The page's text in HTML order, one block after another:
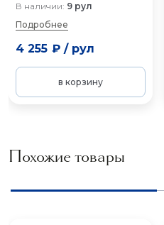
В наличии: 9 рул
Подробнее
4 255 ₽/ рул
в корзину
Похожие товары